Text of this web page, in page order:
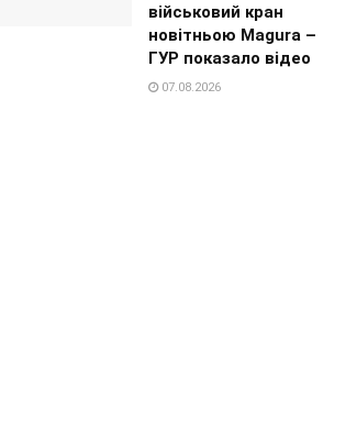
військовий кран
новітньою Magura –
ГУР показало відео
07.08.2026